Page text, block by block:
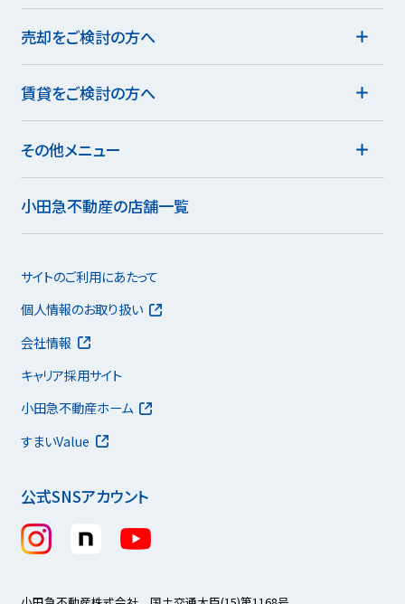
売却をご検討の方へ
賃貸をご検討の方へ
その他メニュー
小田急不動産の店舗一覧
公式SNSアカウント
サイトのご利用にあたって
個人情報のお取り扱い
会社情報
キャリア採用サイト
小田急不動産ホーム
すまいValue